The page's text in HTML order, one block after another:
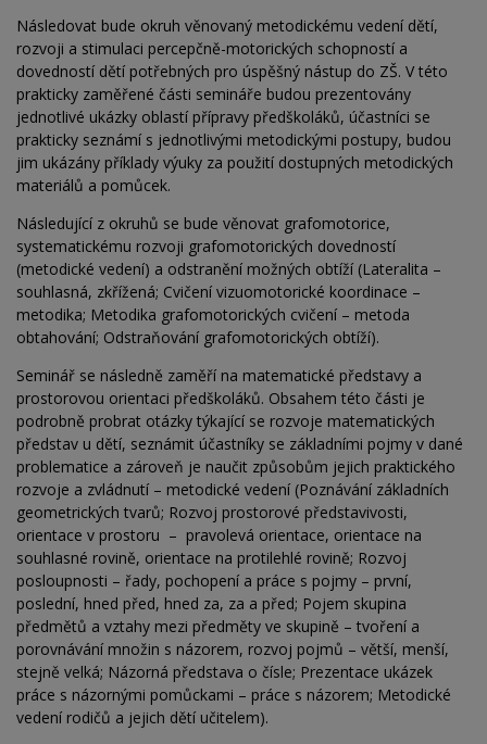
Následovat bude okruh věnovaný metodickému vedení dětí,
rozvoji a stimulaci percepčně-motorických schopností a
dovedností dětí potřebných pro úspěšný nástup do ZŠ. V této
prakticky zaměřené části semináře budou prezentovány
jednotlivé ukázky oblastí přípravy předškoláků, účastníci se
prakticky seznámí s jednotlivými metodickými postupy, budou
jim ukázány příklady výuky za použití dostupných metodických
materiálů a pomůcek.
Následující z okruhů se bude věnovat grafomotorice,
systematickému rozvoji grafomotorických dovedností
(metodické vedení) a odstranění možných obtíží (Lateralita –
souhlasná, zkřížená; Cvičení vizuomotorické koordinace –
metodika; Metodika grafomotorických cvičení – metoda
obtahování; Odstraňování grafomotorických obtíží).
Seminář se následně zaměří na matematické představy a
prostorovou orientaci předškoláků. Obsahem této části je
podrobně probrat otázky týkající se rozvoje matematických
představ u dětí, seznámit účastníky se základními pojmy v dané
problematice a zároveň je naučit způsobům jejich praktického
rozvoje a zvládnutí – metodické vedení (Poznávání základních
geometrických tvarů; Rozvoj prostorové představivosti,
orientace v prostoru – pravolevá orientace, orientace na
souhlasné rovině, orientace na protilehlé rovině; Rozvoj
posloupnosti – řady, pochopení a práce s pojmy – první,
poslední, hned před, hned za, za a před; Pojem skupina
předmětů a vztahy mezi předměty ve skupině – tvoření a
porovnávání množin s názorem, rozvoj pojmů – větší, menší,
stejně velká; Názorná představa o čísle; Prezentace ukázek
práce s názornými pomůckami – práce s názorem; Metodické
vedení rodičů a jejich dětí učitelem).